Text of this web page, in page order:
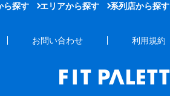
ら探す エリアから探す 系列店から探す
お問い合わせ 利用規約